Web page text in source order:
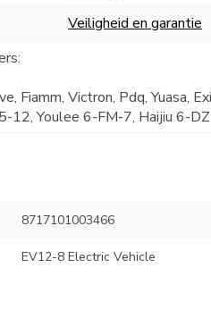
Veiligheid en garantie
Fiamm, Victron, Pdq, Yuasa,
12, Youlee 6-FM-7, Haijiu 6-
8717101003466
EV12-8 Electric Vehicle